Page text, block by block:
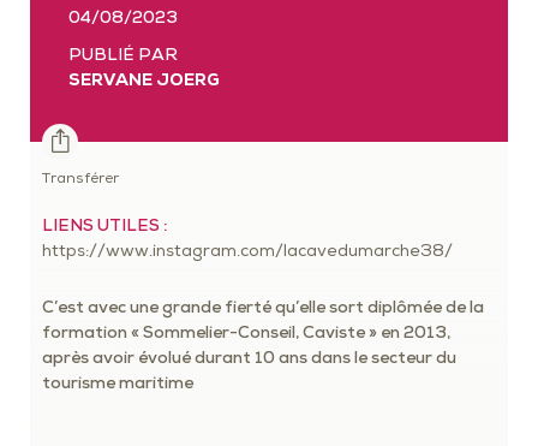
04/08/2023
PUBLIÉ PAR
SERVANE JOERG
Transférer
LIENS UTILES :
https://www.instagram.com/lacavedumarche38/
C’est avec une grande fierté qu’elle sort diplômée de la
formation « Sommelier-Conseil, Caviste » en 2013,
après avoir évolué durant 10 ans dans le secteur du
tourisme maritime